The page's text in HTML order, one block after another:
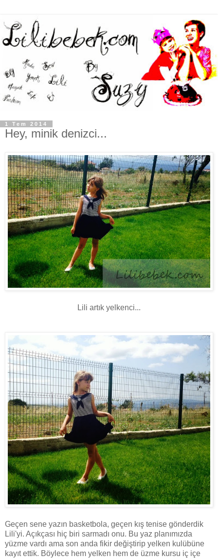
1 Tem 2014
Hey, minik denizci...
Lili artık yelkenci...
Geçen sene yazın basketbola, geçen kış tenise gönderdik
Lili'yi. Açıkçası hiç biri sarmadı onu. Bu yaz planımızda
yüzme vardı ama son anda fikir değiştirip yelken kulübüne
kayıt ettik. Böylece hem yelken hem de üzme kursu iç içe